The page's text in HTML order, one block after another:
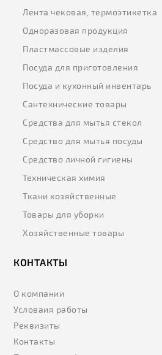
Лента чековая, термоэтикетка
Одноразовая продукция
Пластмассовые изделия
Посуда для приготовления
Посуда и кухонный инвентарь
Сантехнические товары
Средства для мытья стекол
Средство для мытья посуды
Средство личной гигиены
Техническая химия
Ткани хозяйственные
Товары для уборки
Хозяйственные товары
КОНТАКТЫ
О компании
Условаия работы
Реквизиты
Контакты